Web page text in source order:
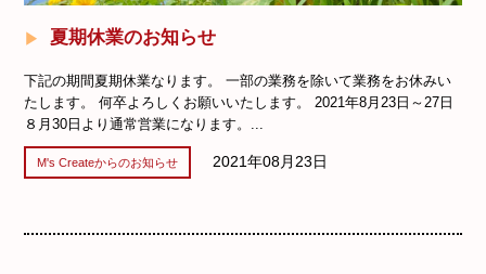
夏期休業のお知らせ
下記の期間夏期休業なります。 一部の業務を除いて業務をお休みい
たします。 何卒よろしくお願いいたします。 2021年8月23日～27日
８月30日より通常営業になります。...
M's Createからのお知らせ 2021年08月23日